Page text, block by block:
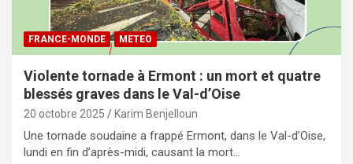
FRANCE-MONDE METEO
Violente tornade à Ermont : un mort et quatre
blessés graves dans le Val-d’Oise
20 octobre 2025 Karim Benjelloun
Une tornade soudaine a frappé Ermont, dans le Val-d’Oise,
lundi en fin d’après-midi, causant la mort…